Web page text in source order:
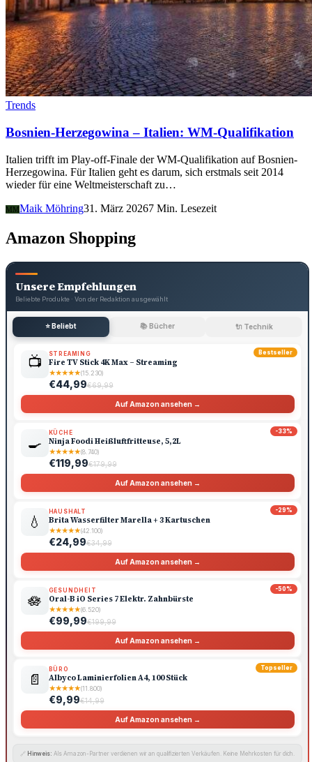
Trends
Bosnien-Herzegowina – Italien: WM-Qualifikation
Italien trifft im Play-off-Finale der WM-Qualifikation auf Bosnien-
Herzegowina. Für Italien geht es darum, sich erstmals seit 2014
wieder für eine Weltmeisterschaft zu…
MMMaik Möhring31. März 20267 Min. Lesezeit
Amazon Shopping
Unsere Empfehlungen
Beliebte Produkte · Von der Redaktion ausgewählt
⭐ Beliebt 📚 Bücher 🔌 Technik
Bestseller
📺 STREAMING
Fire TV Stick 4K Max – Streaming
★★★★★(15.230)
€44,99€69,99
Auf Amazon ansehen →
-33%
🍳
KÜCHE
Ninja Foodi Heißluftfritteuse, 5,2L
★★★★★(8.740)
€119,99€179,99
Auf Amazon ansehen →
-29%
💧
HAUSHALT
Brita Wasserfilter Marella + 3 Kartuschen
★★★★★(42.100)
€24,99€34,99
Auf Amazon ansehen →
-50%
🪷
GESUNDHEIT
Oral-B iO Series 7 Elektr. Zahnbürste
★★★★★(6.520)
€99,99€199,99
Auf Amazon ansehen →
Topseller
📄
BÜRO
Albyco Laminierfolien A4, 100 Stück
★★★★★(11.800)
€9,99€14,99
Auf Amazon ansehen →
🔗 Hinweis: Als Amazon-Partner verdienen wir an qualifizierten Verkäufen. Keine Mehrkosten für dich.